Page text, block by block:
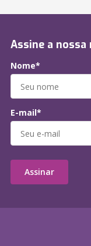
Assine a
Nome*
E-mail*
Assinar